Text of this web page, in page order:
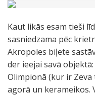
Kaut likās esam tieši
sasniedzama pēc
Akropoles biļete
der ieejai savā
Olimpionā (kur ir
agorā un kerameikos.